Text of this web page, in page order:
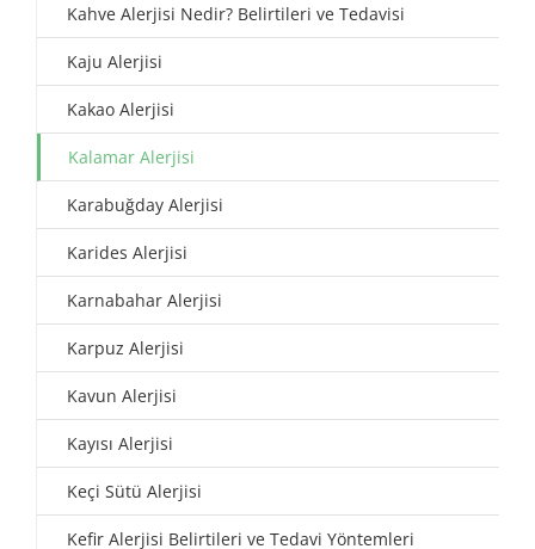
Kahve Alerjisi Nedir? Belirtileri ve Tedavisi
Kaju Alerjisi
Kakao Alerjisi
Kalamar Alerjisi
Karabuğday Alerjisi
Karides Alerjisi
Karnabahar Alerjisi
Karpuz Alerjisi
Kavun Alerjisi
Kayısı Alerjisi
Keçi Sütü Alerjisi
Kefir Alerjisi Belirtileri ve Tedavi Yöntemleri